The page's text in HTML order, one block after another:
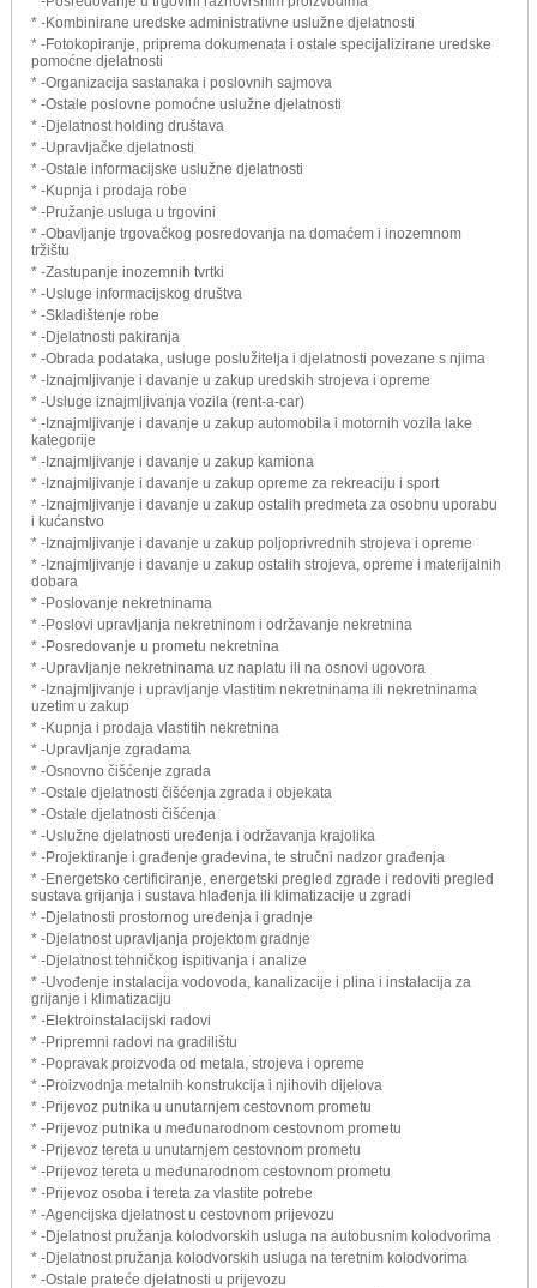
* -Kombinirane uredske administrativne uslužne djelatnosti
* -Fotokopiranje, priprema dokumenata i ostale specijalizirane uredske
pomoćne djelatnosti
* -Organizacija sastanaka i poslovnih sajmova
* -Ostale poslovne pomoćne uslužne djelatnosti
* -Djelatnost holding društava
* -Upravljačke djelatnosti
* -Ostale informacijske uslužne djelatnosti
* -Kupnja i prodaja robe
* -Pružanje usluga u trgovini
* -Obavljanje trgovačkog posredovanja na domaćem i inozemnom
tržištu
* -Zastupanje inozemnih tvrtki
* -Usluge informacijskog društva
* -Skladištenje robe
* -Djelatnosti pakiranja
* -Obrada podataka, usluge poslužitelja i djelatnosti povezane s njima
* -Iznajmljivanje i davanje u zakup uredskih strojeva i opreme
* -Usluge iznajmljivanja vozila (rent-a-car)
* -Iznajmljivanje i davanje u zakup automobila i motornih vozila lake
kategorije
* -Iznajmljivanje i davanje u zakup kamiona
* -Iznajmljivanje i davanje u zakup opreme za rekreaciju i sport
* -Iznajmljivanje i davanje u zakup ostalih predmeta za osobnu uporabu
i kućanstvo
* -Iznajmljivanje i davanje u zakup poljoprivrednih strojeva i opreme
* -Iznajmljivanje i davanje u zakup ostalih strojeva, opreme i materijalnih
dobara
* -Poslovanje nekretninama
* -Poslovi upravljanja nekretninom i održavanje nekretnina
* -Posredovanje u prometu nekretnina
* -Upravljanje nekretninama uz naplatu ili na osnovi ugovora
* -Iznajmljivanje i upravljanje vlastitim nekretninama ili nekretninama
uzetim u zakup
* -Kupnja i prodaja vlastitih nekretnina
* -Upravljanje zgradama
* -Osnovno čišćenje zgrada
* -Ostale djelatnosti čišćenja zgrada i objekata
* -Ostale djelatnosti čišćenja
* -Uslužne djelatnosti uređenja i održavanja krajolika
* -Projektiranje i građenje građevina, te stručni nadzor građenja
* -Energetsko certificiranje, energetski pregled zgrade i redoviti pregled
sustava grijanja i sustava hlađenja ili klimatizacije u zgradi
* -Djelatnosti prostornog uređenja i gradnje
* -Djelatnost upravljanja projektom gradnje
* -Djelatnost tehničkog ispitivanja i analize
* -Uvođenje instalacija vodovoda, kanalizacije i plina i instalacija za
grijanje i klimatizaciju
* -Elektroinstalacijski radovi
* -Pripremni radovi na gradilištu
* -Popravak proizvoda od metala, strojeva i opreme
* -Proizvodnja metalnih konstrukcija i njihovih dijelova
* -Prijevoz putnika u unutarnjem cestovnom prometu
* -Prijevoz putnika u međunarodnom cestovnom prometu
* -Prijevoz tereta u unutarnjem cestovnom prometu
* -Prijevoz tereta u međunarodnom cestovnom prometu
* -Prijevoz osoba i tereta za vlastite potrebe
* -Agencijska djelatnost u cestovnom prijevozu
* -Djelatnost pružanja kolodvorskih usluga na autobusnim kolodvorima
* -Djelatnost pružanja kolodvorskih usluga na teretnim kolodvorima
* -Ostale prateće djelatnosti u prijevozu